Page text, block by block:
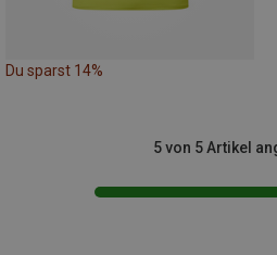
Du sparst 14%
5 von 5 Artikel